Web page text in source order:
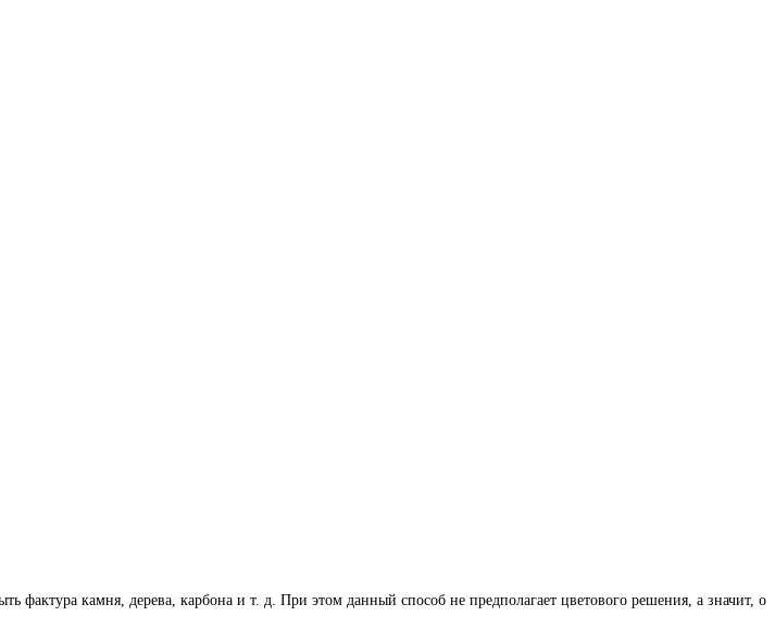
фактура камня, дерева, карбона и т. д. При этом данный способ не предполагает цветового решения, а значит, о